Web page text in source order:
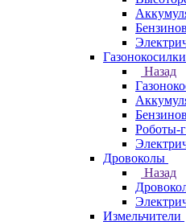
Газонокосилки
Назад
Роботы-
Дровоколы
Назад
Измельчители